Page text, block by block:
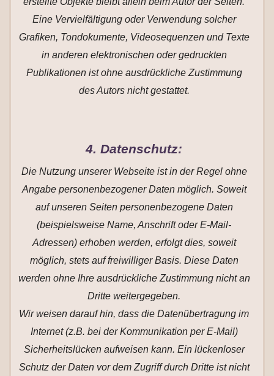
Eine Vervielfältigung oder Verwendung solcher
Grafiken, Tondokumente, Videosequenzen und Texte
in anderen elektronischen oder gedruckten
Publikationen ist ohne ausdrückliche Zustimmung
des Autors nicht gestattet.
4. Datenschutz:
Die Nutzung unserer Webseite ist in der Regel ohne
Angabe personenbezogener Daten möglich. Soweit
auf unseren Seiten personenbezogene Daten
(beispielsweise Name, Anschrift oder E-Mail-
Adressen) erhoben werden, erfolgt dies, soweit
möglich, stets auf freiwilliger Basis. Diese Daten
werden ohne Ihre ausdrückliche Zustimmung nicht an
Dritte weitergegeben.
Wir weisen darauf hin, dass die Datenübertragung im
Internet (z.B. bei der Kommunikation per E-Mail)
Sicherheitslücken aufweisen kann. Ein lückenloser
Schutz der Daten vor dem Zugriff durch Dritte ist nicht